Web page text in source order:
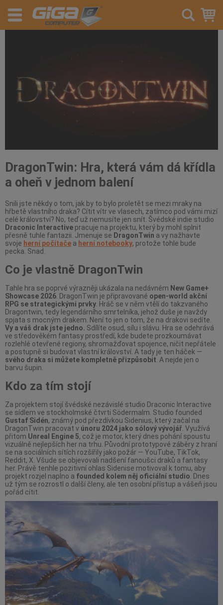
DragonTwin: Hra, která vám dá křídla
a oheň v jednom balení
Snili jste někdy o tom, jak by to bylo proletět se mezi mraky na
hřbetě vlastního draka? Cítit vítr ve vlasech, zatímco pod vámi mizí
celé království? No, teď už nemusíte jen snít. Švédské indie studio
Draconic Interactive pracuje na projektu, který by mohl splnit
přesně tuhle fantazii. Jmenuje se DragonTwin a vy nažhavte
svoje herní počítače a herní notebooky, protože tohle bude
pecka. Snad.
Co je vlastně DragonTwin
Tahle hra se poprvé výrazněji ukázala na nedávném New Game+
Showcase 2026 . DragonTwin je připravované open-world akční
RPG se strategickými prvky . Hráč se v něm vtělí do takzvaného
Dragontwin, tedy legendárního smrtelníka, jehož duše je navždy
spjata s mocným drakem. Není to jen o tom, že na drakovi sedíte.
Vy a váš drak jste jedno. Sdílíte osud, sílu i slávu. Hra se odehrává
ve středověkém fantasy prostředí, kde budete prozkoumávat
rozlehlé otevřené regiony, shromažďovat spojence, ničit nepřátele
a postupně si budovat vlastní království. A tady je ten háček —
svého draka si můžete kompletně přizpůsobit . A nejde jen o
barvu šupin.
Kdo za tím stojí
Za projektem stojí švédské nezávislé studio Draconic Interactive
se sídlem ve stockholmské čtvrti Södermalm. Studio founded
Gustaf Sidén, známý pod přezdívkou Sidenius, který začal na
DragonTwin pracovat v únoru 2024 jako sólový vývojář . Využívá
přitom Unreal Engine 5, což je motor, který dnes pohání spoustu
vizuálně nejlepších her na trhu. Původní prototypové záběry z hraní
se na sociálních sítích rozšířily jako požár — YouTube, TikTok,
Reddit, X. Všude se objevovali nadšení fanoušci draků a fantasy
her. Právě tenhle pozitivní ohlas Sidenise motivoval k tomu, aby
projekt rozjel naplno a founded kolem něj oficiální studio . Dnes
už tým se rozrostl o další členy, ale ten osobní přístup a vášeň jsou
pořád cítit.